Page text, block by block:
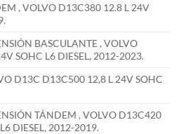
, VOLVO D13C380 12.8 L 24V
BASCULANTE , VOLVO
SOHC L6 DIESEL, 2012-2023.
D13C D13C500 12,8 L 24V SOHC
TÁNDEM , VOLVO D13C420
DIESEL, 2012-2019.